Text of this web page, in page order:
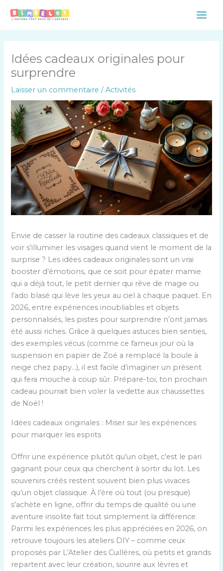
Main
Idées cadeaux originales pour
surprendre
Laisser un commentaire /Activités
Envie de casser la routine des cadeaux classiques et de
voir s’illuminer les visages quand vient le moment de la
surprise ? Les idées cadeaux originales sont un vrai
booster d’émotions, que ce soit pour épater mamie
qui a déjà tout, le petit dernier qui rêve de magie ou
l’ado blasé qui lève les yeux au ciel à chaque paquet. En
2026, entre expériences inoubliables et objets
personnalisés, les pistes pour surprendre n’ont jamais
été aussi riches. Grâce à quelques astuces bien senties,
des exemples vécus (comme ce fameux jour où la
suspension en papier de Zoé a remplacé la boule à
neige chez papy…), il est facile d’imaginer un présent
qui fera mouche à coup sûr. Prépare-toi, ton prochain
cadeau pourrait bien voler la vedette aux chaussettes
de Noël !
Idées cadeaux originales : Miser sur les expériences
pour marquer les esprits
Offrir une expérience plutôt qu’un objet, c’est le pari
gagnant pour ceux qui cherchent à sortir du lot. Les
souvenirs créés restent souvent bien plus vivaces
qu’un objet classique. À l’ère où tout (ou presque)
s’achète en ligne, offrir du temps de qualité ou une
aventure insolite fait tout simplement la différence.
Parmi les expériences les plus appréciées en 2026, on
retrouve toujours les ateliers DIY – comme ceux
proposés par L’Atelier des Cuillères, où petits et grands
repartent avec leur création, sourire aux lèvres et